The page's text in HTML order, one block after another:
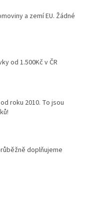
a zemí EU. Žádné
od 1.500Kč v ČR
roku 2010. To jsou
doplňujeme